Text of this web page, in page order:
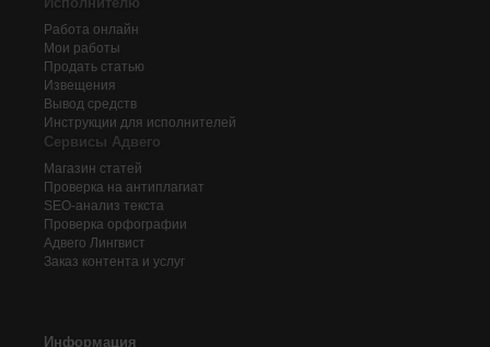
Работа онлайн
Мои работы
Продать статью
Извещения
Вывод средств
Инструкции для исполнителей
Сервисы Адвего
Магазин статей
Проверка на антиплагиат
SEO-анализ текста
Проверка орфографии
Адвего Лингвист
Заказ контента и услуг
Информация